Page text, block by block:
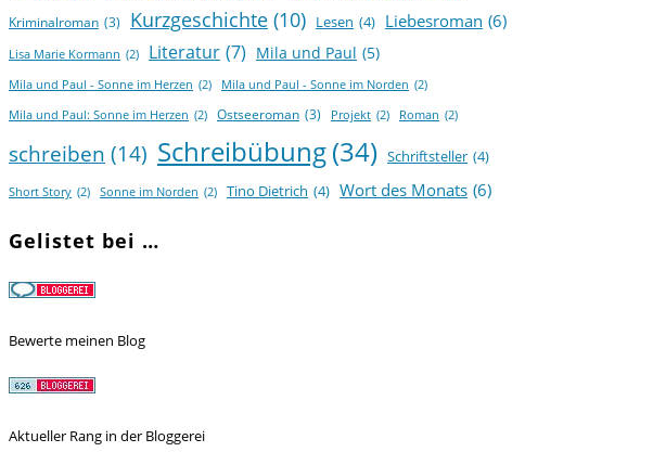
Kriminalroman (3) Kurzgeschichte (10) Lesen (4) Liebesroman (6)
Lisa Marie Kormann (2) Literatur (7) Mila und Paul (5)
Mila und Paul - Sonne im Herzen (2) Mila und Paul - Sonne im Norden (2)
Mila und Paul: Sonne im Herzen (2) Ostseeroman (3) Projekt (2) Roman (2)
schreiben (14) Schreibübung(34) Schriftsteller (4)
Short Story (2) Sonne im Norden (2) Tino Dietrich (4) Wort des Monats (6)
Gelistet bei …
Bewerte meinen Blog
Aktueller Rang in der Bloggerei